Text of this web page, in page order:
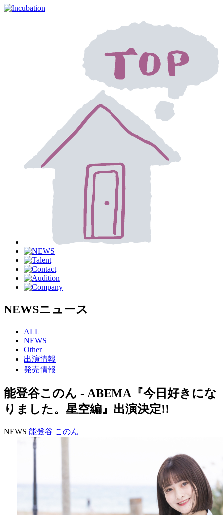
NEWSニュース
ALL
NEWS
Other
出演情報
発売情報
能登谷このん - ABEMA『今日好きにな
りました。星空編』出演決定!!
NEWS 能登谷 このん